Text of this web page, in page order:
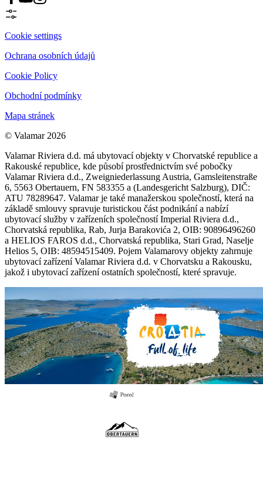
Cookie settings
Ochrana osobních údajů
Cookie Policy
Obchodní podmínky
Mapa stránek
© Valamar 2026
Valamar Riviera d.d. má ubytovací objekty v Chorvatské republice a
Rakouské republice, kde působí prostřednictvím své pobočky
Valamar Riviera d.d., Zweigniederlassung Austria, Gamsleitenstraße
6, 5563 Obertauern, FN 583355 a (Landesgericht Salzburg), DIČ:
ATU 78289647. Valamar je také manažerskou společností, která na
základě smlouvy spravuje turistickou část podnikání a nabízí
ubytovací služby v zařízeních společností Imperial Riviera d.d.,
Chorvatská republika, Rab, Jurja Barakovića 2, OIB: 90896496260
a HELIOS FAROS d.d., Chorvatská republika, Stari Grad, Naselje
Helios 5, OIB: 48594515409. Pojem Valamarovy objekty zahrnuje
ubytovací zařízení Valamar Riviera d.d. v Chorvatsku a Rakousku,
jakož i ubytovací zařízení ostatních společností, které spravuje.